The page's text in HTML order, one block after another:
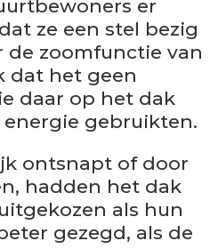
er
ze een stel bezig
de zoomfunctie van
dat het geen
daar op het dak
gebruikten.
ontsnapt of door
hadden het dak
als hun
gezegd, als de